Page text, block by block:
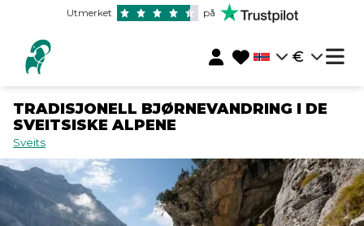
Utmerket på
€
TRADISJONELL BJØRNEVANDRING I DE
SVEITSISKE ALPENE
Sveits